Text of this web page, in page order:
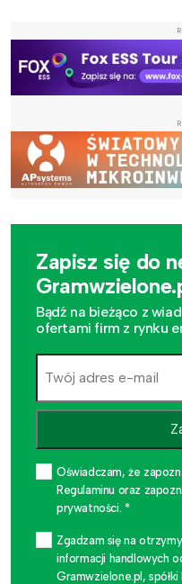
Zapisz się do
Bądź na bieżąco z
ofertami firm z rynku
Oświadczam, że
Regulaminu oraz
prywatności. *
Zgadzam się na
informacji handlowych
Gramwzielone.pl,